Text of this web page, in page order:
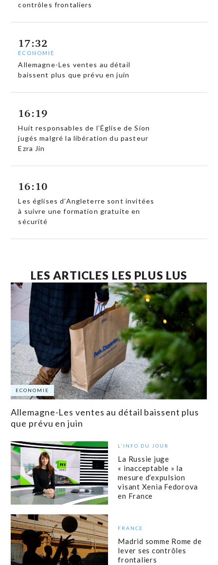
contrôles frontaliers
17:32
ECONOMIE
Allemagne-Les ventes au détail
baissent plus que prévu en juin
16:19
Huit responsables de l’Église de Sion
jugés malgré la libération du pasteur
Ezra Jin
16:10
Les églises d’Angleterre sont invitées
à suivre une formation gratuite en
sécurité
LES ARTICLES LES PLUS LUS
ECONOMIE
Allemagne-Les ventes au détail baissent plus
que prévu en juin
L'INFO DU JOUR
La Russie juge
« inacceptable » la
mesure d’expulsion
visant Xenia Fedorova
en France
FRANCE
Madrid somme Rome de
lever ses contrôles
frontaliers